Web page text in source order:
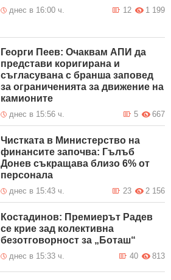
днес в 16:00 ч. 1 199
12
Георги Пеев: Очаквам АПИ да
представи коригирана и
съгласувана с бранша заповед
за ограниченията за движение на
камионите
днес в 15:56 ч. 667
5
Чистката в Министерство на
финансите започва: Гълъб
Донев съкращава близо 6% от
персонала
днес в 15:43 ч. 2 156
23
Костадинов: Премиерът Радев
се крие зад колективна
безотговорност за „Боташ“
днес в 15:33 ч. 813
40